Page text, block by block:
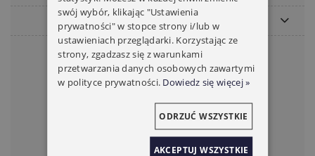
PŁATNOŚCI I DOSTAWA
KONTAKT
WOSTER BRAMY ROLETY
ul. Wróblewskiego 18
41-106 Siemianowice Śląskie
województwo śląskie
NIP: 6262466375
swój wybór, klikając "Ustawienia
prywatności" w stopce strony i/lub w
ustawieniach przeglądarki. Korzystając ze
strony, zgadzasz się z warunkami
przetwarzania danych osobowych zawartymi
w polityce prywatności. Dowiedz się więcej »
AKCEPTUJ WSZYSTKIE
ODRZUĆ WSZYSTKIE